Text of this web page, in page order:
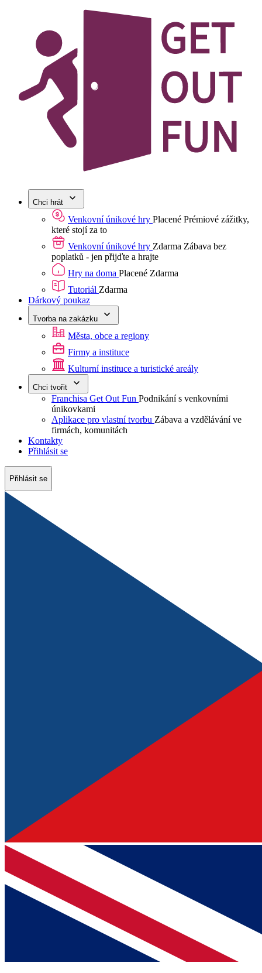
Chci hrát
Venkovní únikové hry Placené Prémiové zážitky,
které stojí za to
Venkovní únikové hry Zdarma Zábava bez
poplatků - jen přijďte a hrajte
Hry na doma Placené Zdarma
Tutoriál Zdarma
Dárkový poukaz
Tvorba na zakázku
Města, obce a regiony
Firmy a instituce
Kulturní instituce a turistické areály
Chci tvořit
Franchisa Get Out Fun Podnikání s venkovními
únikovkami
Aplikace pro vlastní tvorbu Zábava a vzdělávání ve
firmách, komunitách
Kontakty
Přihlásit se
Přihlásit se